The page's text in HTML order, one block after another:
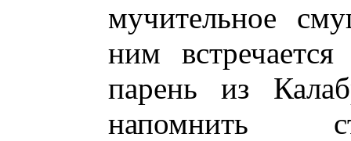
мучительное
ним
парень из
напомнить